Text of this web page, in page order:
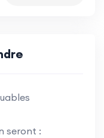
seront :